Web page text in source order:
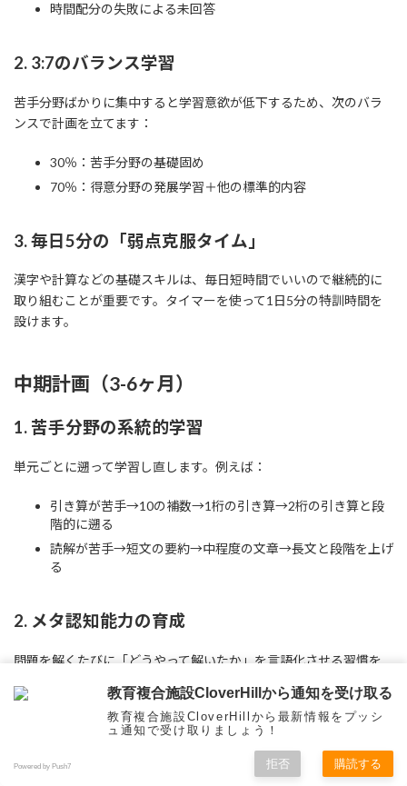
時間配分の失敗による未回答
2. 3:7のバランス学習
苦手分野ばかりに集中すると学習意欲が低下するため、次のバラ
ンスで計画を立てます：
30％：苦手分野の基礎固め
70％：得意分野の発展学習＋他の標準的内容
3. 毎日5分の「弱点克服タイム」
漢字や計算などの基礎スキルは、毎日短時間でいいので継続的に
取り組むことが重要です。タイマーを使って1日5分の特訓時間を
設けます。
中期計画（3-6ヶ月）
1. 苦手分野の系統的学習
単元ごとに遡って学習し直します。例えば：
引き算が苦手→10の補数→1桁の引き算→2桁の引き算と段
階的に遡る
読解が苦手→短文の要約→中程度の文章→長文と段階を上げ
る
2. メタ認知能力の育成
問題を解くたびに「どうやって解いたか」を言語化させる習慣を
3. 学習スタイルの最適化
お子様の学習スタイル（視覚型・聴覚型・運動感覚型）に合わせ
教育複合施設CloverHillから通知を受け取る
教育複合施設CloverHillから最新情報をプッシ
ュ通知で受け取りましょう！
Powered by Push7 拒否 購読する